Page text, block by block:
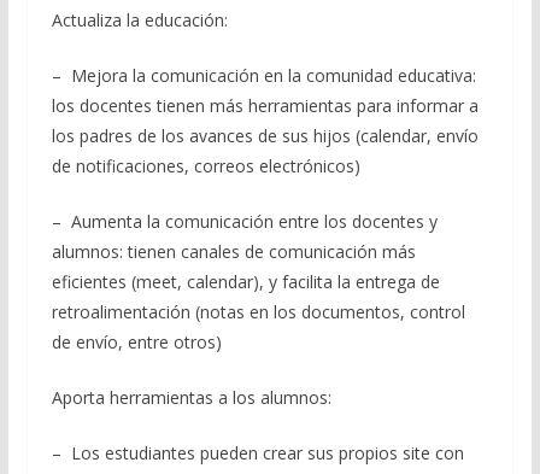
Actualiza la educación:
– Mejora la comunicación en la comunidad educativa:
los docentes tienen más herramientas para informar a
los padres de los avances de sus hijos (calendar, envío
de notificaciones, correos electrónicos)
– Aumenta la comunicación entre los docentes y
alumnos: tienen canales de comunicación más
eficientes (meet, calendar), y facilita la entrega de
retroalimentación (notas en los documentos, control
de envío, entre otros)
Aporta herramientas a los alumnos:
– Los estudiantes pueden crear sus propios site con